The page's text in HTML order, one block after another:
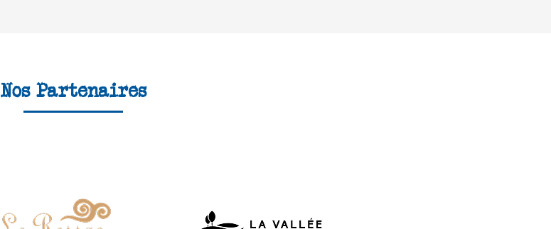
Nos Partenaires